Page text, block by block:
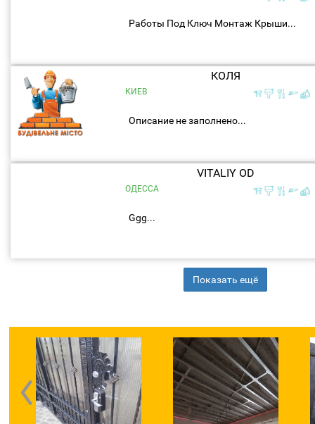
Работы Под Ключ Монтаж Крыши...
КОЛЯ
КИЕВ
Описание не заполнено...
VITALIY OD
ОДЕССА
Ggg...
Показать ещё